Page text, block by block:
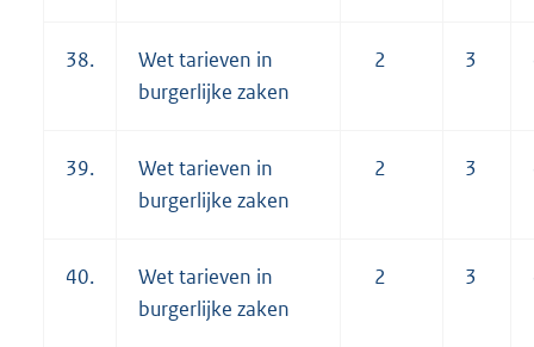
38.
Wet tarieven in
burgerlijke zaken
2 3
39.
Wet tarieven in
burgerlijke zaken
2 3
40.
Wet tarieven in
burgerlijke zaken
2 3